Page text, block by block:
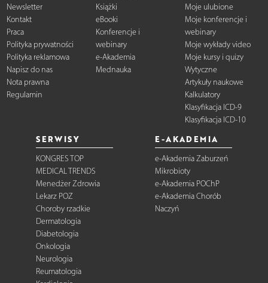
Newsletter
Kontakt
Praca
Polityka prywatności
Polityka reklamowa
Napisz do nas
Nota prawna
Regulamin
Książki
eBooki
Konferencje i
webinary
e-Akademia
Mednauka
Moje ulubione
Moje konferencje i
webinary
Moje wykłady video
Moje kursy i quizy
Wytyczne
Artykuły naukowe
Kalkulatory
Klasyfikacja ICD-9
Klasyfikacja ICD-10
SERWISY
KONGRES TOP
MEDICAL TRENDS
Menedżer Zdrowia
Lekarz POZ
Choroby rzadkie
Dermatologia
Diabetologia
Onkologia
Neurologia
Reumatologia
E-AKADEMIA
e-Akademia Zaburzeń
Mikrobioty
e-Akademia POChP
e-Akademia Chorób
Naczyń